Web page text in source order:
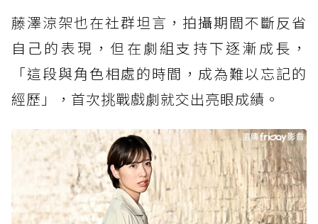
藤澤涼架也在社群坦言，拍攝期間不斷反省
自己的表現，但在劇組支持下逐漸成長，
「這段與角色相處的時間，成為難以忘記的
經歷」，首次挑戰戲劇就交出亮眼成績。